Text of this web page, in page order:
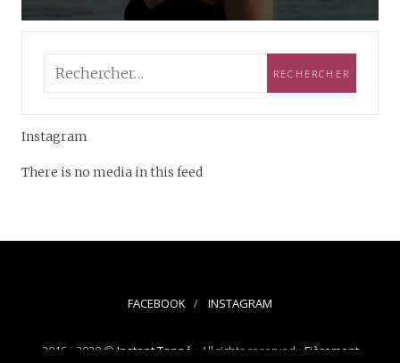
Instagram
There is no media in this feed
FACEBOOK INSTAGRAM
2015 - 2020 © Instant Tanné • All rights reserved • Fièrement